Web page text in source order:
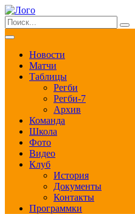
Новости
Матчи
Таблицы
Регби
Регби-7
Архив
Команда
Школа
Фото
Видео
Клуб
История
Документы
Контакты
Программки